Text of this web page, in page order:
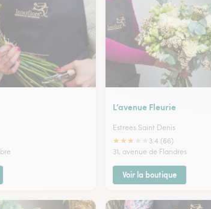
L’avenue Fleurie
Estrees Saint Denis
★★★
3.4 (66)
31, avenue de Flandres
Voir la boutique